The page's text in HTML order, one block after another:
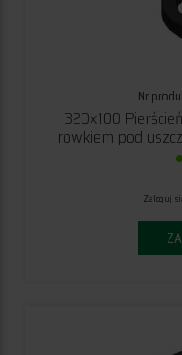
Nr
320x100
rowkiem pod
Zaloguj